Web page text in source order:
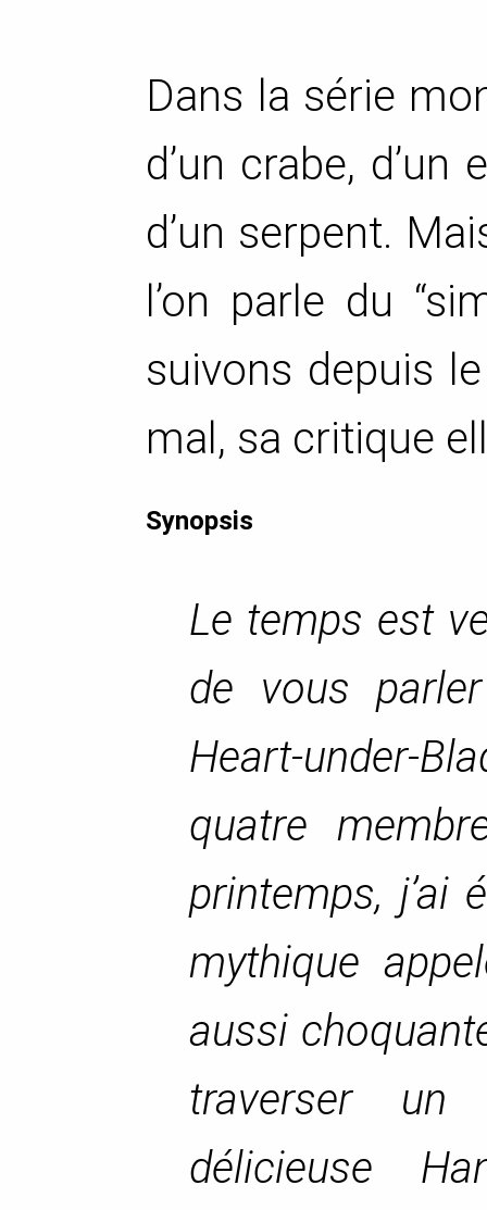
Dans la série
d’un crabe,
d’un serpent.
l’on parle du
suivons depuis
mal, sa critique
Synopsis
Le temps est
de vous
Heart-under-
quatre
printemps, j’ai
mythique
aussi
traverser un
délicieuse